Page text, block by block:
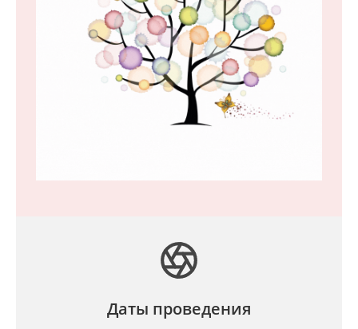
Даты проведения